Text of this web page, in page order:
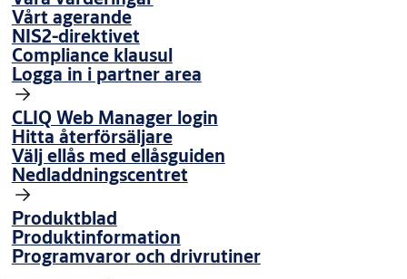
Vårt agerande
NIS2-direktivet
Compliance klausul
Logga in i partner area
CLIQ Web Manager login
Hitta återförsäljare
Välj ellås med ellåsguiden
Nedladdningscentret
Produktblad
Produktinformation
Programvaror och drivrutiner